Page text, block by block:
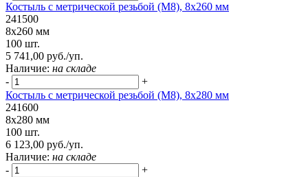
Костыль с метрической резьбой (М8), 8х260 мм
241500
8х260 мм
100 шт.
5 741,00 руб./уп.
Наличие: на складе
-
+
Костыль с метрической резьбой (М8), 8х280 мм
241600
8х280 мм
100 шт.
6 123,00 руб./уп.
Наличие: на складе
-
+